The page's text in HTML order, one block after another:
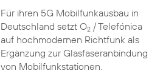
Für ihren 5G Mobilfunkausbau in
Deutschland setzt O2/ Telefónica
auf hochmodernen Richtfunk als
Ergänzung zur Glasfaseranbindung
von Mobilfunkstationen.